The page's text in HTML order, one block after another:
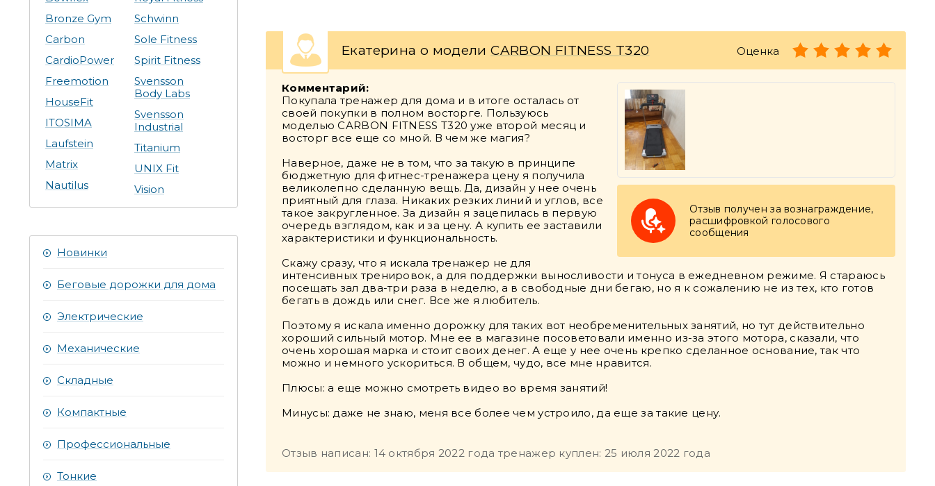
Bronze Gym
Carbon
CardioPower
Freemotion
HouseFit
ITOSIMA
Laufstein
Matrix
Nautilus
Schwinn
Sole Fitness
Spirit Fitness
Svensson
Body Labs
Svensson
Industrial
Titanium
UNIX Fit
Vision
Новинки
Беговые дорожки для дома
Электрические
Механические
Складные
Компактные
Профессиональные
Тонкие
Екатерина о модели CARBON FITNESS T320 Оценка
Отзыв получен за вознаграждение,
расшифровкой голосового
сообщения
Комментарий:
Покупала тренажер для дома и в итоге осталась от
своей покупки в полном восторге. Пользуюсь
моделью CARBON FITNESS T320 уже второй месяц и
восторг все еще со мной. В чем же магия?
Наверное, даже не в том, что за такую в принципе
бюджетную для фитнес-тренажера цену я получила
великолепно сделанную вещь. Да, дизайн у нее очень
приятный для глаза. Никаких резких линий и углов, все
такое закругленное. За дизайн я зацепилась в первую
очередь взглядом, как и за цену. А купить ее заставили
характеристики и функциональность.
Скажу сразу, что я искала тренажер не для
интенсивных тренировок, а для поддержки выносливости и тонуса в ежедневном режиме. Я стараюсь
посещать зал два-три раза в неделю, а в свободные дни бегаю, но я к сожалению не из тех, кто готов
бегать в дождь или снег. Все же я любитель.
Поэтому я искала именно дорожку для таких вот необременительных занятий, но тут действительно
хороший сильный мотор. Мне ее в магазине посоветовали именно из-за этого мотора, сказали, что
очень хорошая марка и стоит своих денег. А еще у нее очень крепко сделанное основание, так что
можно и немного ускориться. В общем, чудо, все мне нравится.
Плюсы: а еще можно смотреть видео во время занятий!
Минусы: даже не знаю, меня все более чем устроило, да еще за такие цену.
Отзыв написан: 14 октября 2022 года тренажер куплен: 25 июля 2022 года